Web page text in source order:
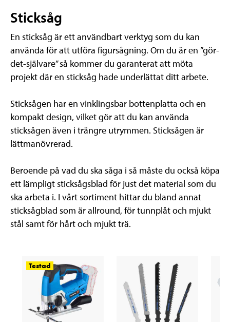
Sticksåg
En sticksåg är ett användbart verktyg som du kan
använda för att utföra figursågning. Om du är en ”gör-
det-självare” så kommer du garanterat att möta
projekt där en sticksåg hade underlättat ditt arbete.
Sticksågen har en vinklingsbar bottenplatta och en
kompakt design, vilket gör att du kan använda
sticksågen även i trängre utrymmen. Sticksågen är
lättmanövrerad.
Beroende på vad du ska såga i så måste du också köpa
ett lämpligt sticksågsblad för just det material som du
ska arbeta i. I vårt sortiment hittar du bland annat
sticksågblad som är allround, för tunnplåt och mjukt
stål samt för hårt och mjukt trä.
Testad